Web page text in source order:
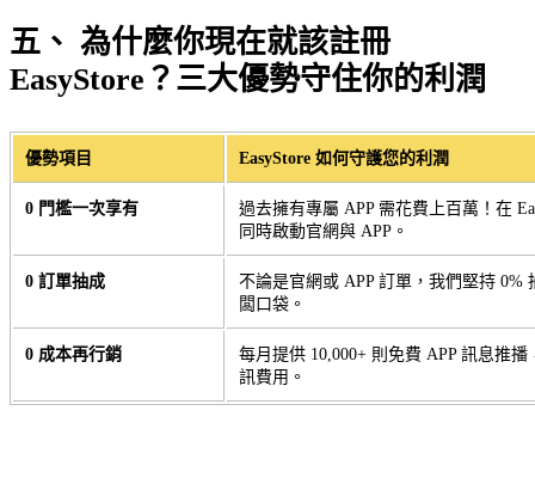
五、 為什麼你現在就該註冊
EasyStore？三大優勢守住你的利潤
優勢項目 EasyStore 如何守護您的利潤
0 門檻一次享有
過去擁有專屬 APP 需花費上百萬！在
同時啟動官網與 APP。
0 訂單抽成
不論是官網或 APP 訂單，我們堅持 0%
闆口袋。
0 成本再行銷
每月提供 10,000+ 則免費 APP 訊息推
訊費用。